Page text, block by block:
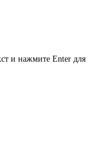
и нажмите Enter для